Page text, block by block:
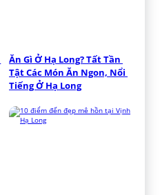
Ăn Gì Ở Hạ Long? Tất Tần
Tật Các Món Ăn Ngon, Nổi
Tiếng Ở Hạ Long